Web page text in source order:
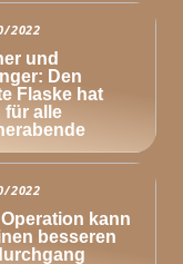
2022
und
Den
Flaske hat
für alle
2022
Operation kann
besseren